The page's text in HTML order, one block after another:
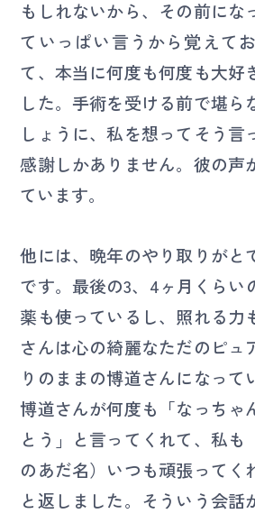
もしれないから、その前にな
ていっぱい言うから覚えて
て、本当に何度も何度も大好
した。手術を受ける前で堪ら
しょうに、私を想ってそう言
感謝しかありません。彼の声
ています。
他には、晩年のやり取りがと
です。最後の3、4ヶ月くらい
薬も使っているし、照れる力
さんは心の綺麗なただのピュ
りのままの博道さんになって
博道さんが何度も「なっちゃ
とう」と言ってくれて、私も
のあだ名）いつも頑張ってく
と返しました。そういう会話